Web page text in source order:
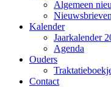
Algemeen
Nieuwsbrieven
Kalender
Jaarkalender
Agenda
Ouders
Contact